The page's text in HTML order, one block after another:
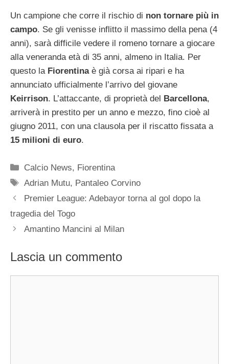
Un campione che corre il rischio di non tornare più in
campo. Se gli venisse inflitto il massimo della pena (4
anni), sarà difficile vedere il romeno tornare a giocare
alla veneranda età di 35 anni, almeno in Italia. Per
questo la Fiorentina è già corsa ai ripari e ha
annunciato ufficialmente l’arrivo del giovane
Keirrison. L’attaccante, di proprietà del Barcellona,
arriverà in prestito per un anno e mezzo, fino cioè al
giugno 2011, con una clausola per il riscatto fissata a
15 milioni di euro.
Categorie
Calcio News, Fiorentina
Tag
Adrian Mutu, Pantaleo Corvino
Premier League: Adebayor torna al gol dopo la
tragedia del Togo
Amantino Mancini al Milan
Lascia un commento